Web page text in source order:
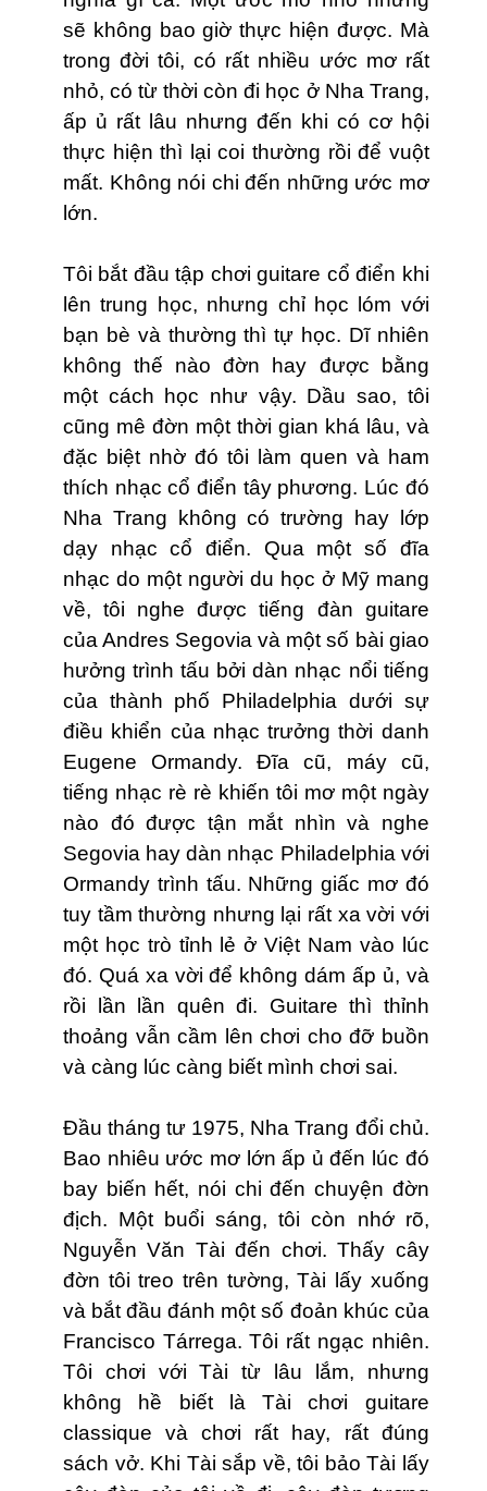
sẽ không bao giờ thực hiện được. Mà
trong đời tôi, có rất nhiều ước mơ rất
nhỏ, có từ thời còn đi học ở Nha Trang,
ấp ủ rất lâu nhưng đến khi có cơ hội
thực hiện thì lại coi thường rồi để vuột
mất. Không nói chi đến những ước mơ
lớn.
Tôi bắt đầu tập chơi guitare cổ điển khi
lên trung học, nhưng chỉ học lóm với
bạn bè và thường thì tự học. Dĩ nhiên
không thế nào đờn hay được bằng
một cách học như vậy. Dầu sao, tôi
cũng mê đờn một thời gian khá lâu, và
đặc biệt nhờ đó tôi làm quen và ham
thích nhạc cổ điển tây phương. Lúc đó
Nha Trang không có trường hay lớp
dạy nhạc cổ điển. Qua một số đĩa
nhạc do một người du học ở Mỹ mang
về, tôi nghe được tiếng đàn guitare
của Andres Segovia và một số bài giao
hưởng trình tấu bởi dàn nhạc nổi tiếng
của thành phố Philadelphia dưới sự
điều khiển của nhạc trưởng thời danh
Eugene Ormandy. Ðĩa cũ, máy cũ,
tiếng nhạc rè rè khiến tôi mơ một ngày
nào đó được tận mắt nhìn và nghe
Segovia hay dàn nhạc Philadelphia với
Ormandy trình tấu. Những giấc mơ đó
tuy tầm thường nhưng lại rất xa vời với
một học trò tỉnh lẻ ở Việt Nam vào lúc
đó. Quá xa vời để không dám ấp ủ, và
rồi lần lần quên đi. Guitare thì thỉnh
thoảng vẫn cầm lên chơi cho đỡ buồn
và càng lúc càng biết mình chơi sai.
Ðầu tháng tư 1975, Nha Trang đổi chủ.
Bao nhiêu ước mơ lớn ấp ủ đến lúc đó
bay biến hết, nói chi đến chuyện đờn
địch. Một buổi sáng, tôi còn nhớ rõ,
Nguyễn Văn Tài đến chơi. Thấy cây
đờn tôi treo trên tường, Tài lấy xuống
và bắt đầu đánh một số đoản khúc của
Francisco Tárrega. Tôi rất ngạc nhiên.
Tôi chơi với Tài từ lâu lắm, nhưng
không hề biết là Tài chơi guitare
classique và chơi rất hay, rất đúng
sách vở. Khi Tài sắp về, tôi bảo Tài lấy